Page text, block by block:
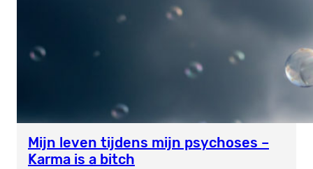
Mijn leven tijdens mijn psychoses –
Karma is a bitch